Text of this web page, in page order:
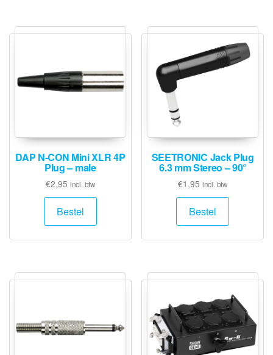
DAP N-CON Mini XLR 4P
Plug – male
€2,95 incl. btw
Bestel
SEETRONIC Jack Plug
6.3 mm Stereo – 90°
€1,95 incl. btw
Bestel